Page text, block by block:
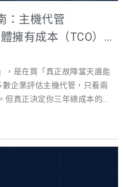
：主機代管
擁有成本（TCO）透
，是在買「真正故障當天誰能
企業評估主機代管，只看兩
真正決定你三年總成本的，
MTTR 這種「寫進合約的恢復
安與合規的外溢成本（罰款、
直接影響營收、交付與法遵。